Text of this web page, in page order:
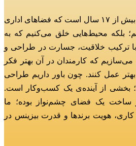
در گروه معماری دارکوب، بیش از ۱۷ سال است که فضاهای اداری
بلکه محیط‌هایی خلق می‌کنیم که به
با ترکیب خلاقیت، جسارت در طراحی و
که کارمندان در آن بهتر فکر
بهتر عمل کنند. چون باور داریم طراحی
بخشی از آینده‌ی یک کسب‌وکار است.
ساخت یک فضای چشم‌نواز بوده؛ ما
هویت برندها و قدرت بیزینس در